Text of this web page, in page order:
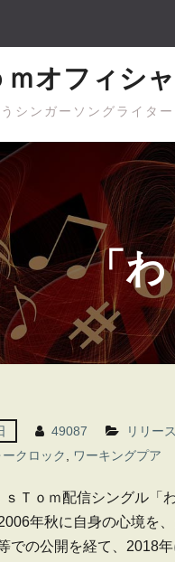
ｍオフィシ
シンガーソングライタ
「
49087 リリー
ークロック ワーキングプア
ｓＴｏｍ配信シングル 「
年秋に自身の心境を
での公開を経て、2018